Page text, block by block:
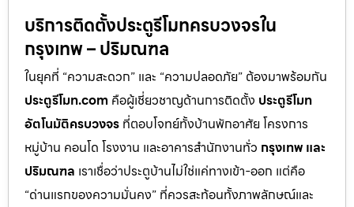
บริการติดตั้งประตูรีโมทครบวงจรใน
กรุงเทพ – ปริมณฑล
ในยุคที่ “ความสะดวก” และ “ความปลอดภัย” ต้องมาพร้อมกัน
ประตูรีโมท.com คือผู้เชี่ยวชาญด้านการติดตั้ง ประตูรีโมท
อัตโนมัติครบวงจร ที่ตอบโจทย์ทั้งบ้านพักอาศัย โครงการ
หมู่บ้าน คอนโด โรงงาน และอาคารสำนักงานทั่ว กรุงเทพ และ
ปริมณฑล เราเชื่อว่าประตูบ้านไม่ใช่แค่ทางเข้า-ออก แต่คือ
“ด่านแรกของความมั่นคง” ที่ควรสะท้อนทั้งภาพลักษณ์และ